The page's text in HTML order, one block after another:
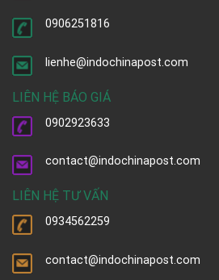
0906251816
lienhe@indochinapost.com
LIÊN HỆ BÁO GIÁ
0902923633
contact@indochinapost.com
LIÊN HỆ TƯ VẤN
0934562259
contact@indochinapost.com